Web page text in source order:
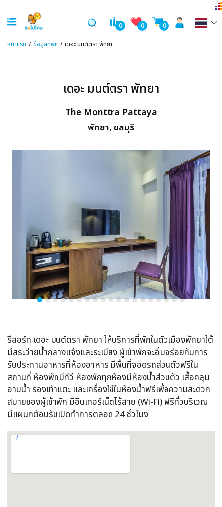
0 0 0
หน้าแรก ข้อมูลที่พัก เดอะ มนต์ตรา พัทยา
เดอะ มนต์ตรา พัทยา
The Monttra Pattaya
พัทยา, ชลบุรี
รีสอร์ท เดอะ มนต์ตรา พัทยา ให้บริการที่พักในตัวเมืองพัทยาใต้
มีสระว่ายน้ำกลางแจ้งและระเบียง ผู้เข้าพักจะอิ่มอร่อยกับการ
รับประทานอาหารที่ห้องอาหาร มีพื้นที่จอดรถส่วนตัวฟรีใน
สถานที่ ห้องพักมีทีวี ห้องพักทุกห้องมีห้องน้ำส่วนตัว เสื้อคลุม
อาบน้ำ รองเท้าแตะ และเครื่องใช้ในห้องน้ำฟรีเพื่อความสะดวก
สบายของผู้เข้าพัก มีอินเทอร์เน็ตไร้สาย (Wi-Fi) ฟรีทั่วบริเวณ
มีแผนกต้อนรับเปิดทำการตลอด 24 ชั่วโมง